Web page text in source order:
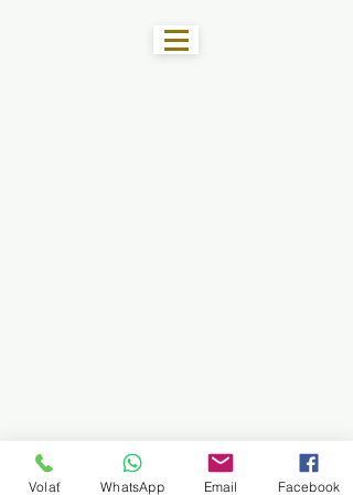
Volať WhatsApp Email Facebook